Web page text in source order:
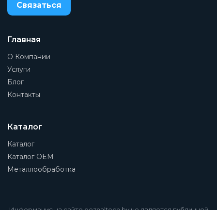
Связаться
Главная
О Компании
Услуги
Блог
Контакты
Каталог
Каталог
Каталог OEM
Металлообработка